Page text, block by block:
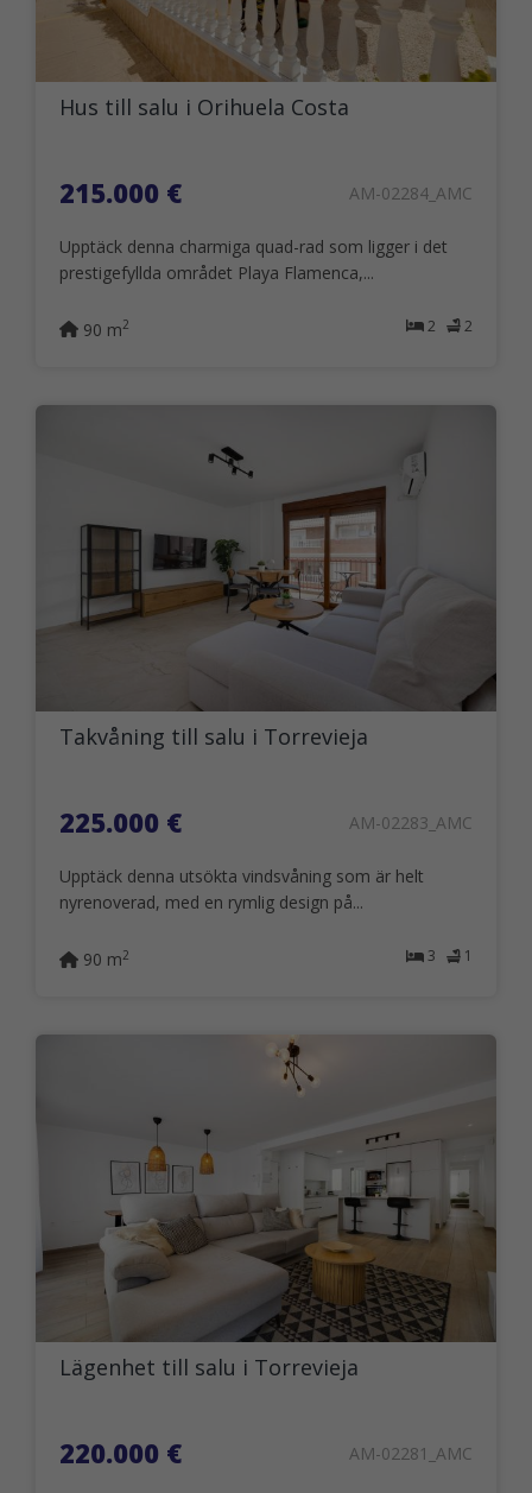
Hus till salu i Orihuela Costa
215.000 € AM-02284_AMC
Upptäck denna charmiga quad-rad som ligger i det
prestigefyllda området Playa Flamenca,...
2 2
90 m2
Takvåning till salu i Torrevieja
225.000 € AM-02283_AMC
Upptäck denna utsökta vindsvåning som är helt
nyrenoverad, med en rymlig design på...
3 1
90 m2
Lägenhet till salu i Torrevieja
220.000 € AM-02281_AMC